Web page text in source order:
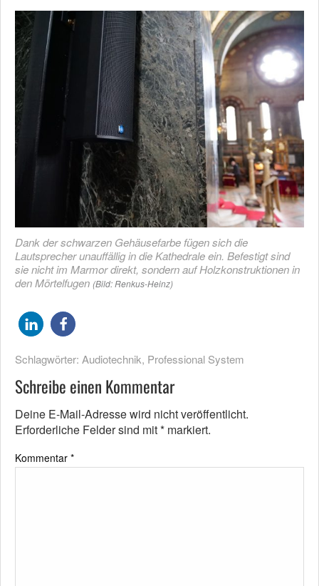
Dank der schwarzen Gehäusefarbe fügen sich die
Lautsprecher unauffällig in die Kathedrale ein. Befestigt sind
sie nicht im Marmor direkt, sondern auf Holzkonstruktionen in
den Mörtelfugen (Bild: Renkus-Heinz)
Schlagwörter: Audiotechnik, Professional System
Schreibe einen Kommentar
Deine E-Mail-Adresse wird nicht veröffentlicht.
Erforderliche Felder sind mit* markiert.
Kommentar *